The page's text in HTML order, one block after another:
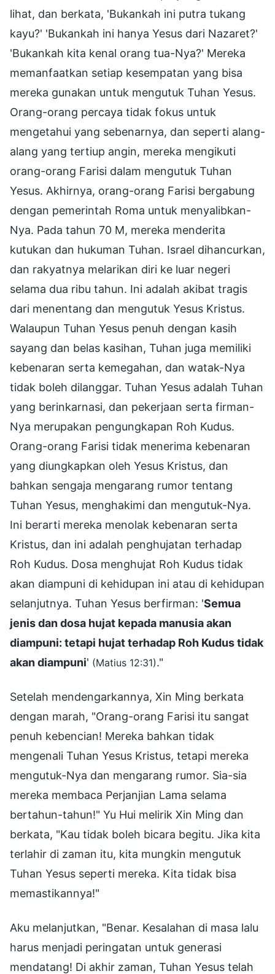
lihat, dan berkata, 'Bukankah ini putra tukang
kayu?' 'Bukankah ini hanya Yesus dari Nazaret?'
'Bukankah kita kenal orang tua-Nya?' Mereka
memanfaatkan setiap kesempatan yang bisa
mereka gunakan untuk mengutuk Tuhan Yesus.
Orang-orang percaya tidak fokus untuk
mengetahui yang sebenarnya, dan seperti alang-
alang yang tertiup angin, mereka mengikuti
orang-orang Farisi dalam mengutuk Tuhan
Yesus. Akhirnya, orang-orang Farisi bergabung
dengan pemerintah Roma untuk menyalibkan-
Nya. Pada tahun 70 M, mereka menderita
kutukan dan hukuman Tuhan. Israel dihancurkan,
dan rakyatnya melarikan diri ke luar negeri
selama dua ribu tahun. Ini adalah akibat tragis
dari menentang dan mengutuk Yesus Kristus.
Walaupun Tuhan Yesus penuh dengan kasih
sayang dan belas kasihan, Tuhan juga memiliki
kebenaran serta kemegahan, dan watak-Nya
tidak boleh dilanggar. Tuhan Yesus adalah Tuhan
yang berinkarnasi, dan pekerjaan serta firman-
Nya merupakan pengungkapan Roh Kudus.
Orang-orang Farisi tidak menerima kebenaran
yang diungkapkan oleh Yesus Kristus, dan
bahkan sengaja mengarang rumor tentang
Tuhan Yesus, menghakimi dan mengutuk-Nya.
Ini berarti mereka menolak kebenaran serta
Kristus, dan ini adalah penghujatan terhadap
Roh Kudus. Dosa menghujat Roh Kudus tidak
akan diampuni di kehidupan ini atau di kehidupan
selanjutnya. Tuhan Yesus berfirman: 'Semua
jenis dan dosa hujat kepada manusia akan
diampuni: tetapi hujat terhadap Roh Kudus tidak
akan diampuni' (Matius 12:31)."
Setelah mendengarkannya, Xin Ming berkata
dengan marah, "Orang-orang Farisi itu sangat
penuh kebencian! Mereka bahkan tidak
mengenali Tuhan Yesus Kristus, tetapi mereka
mengutuk-Nya dan mengarang rumor. Sia-sia
mereka membaca Perjanjian Lama selama
bertahun-tahun!" Yu Hui melirik Xin Ming dan
berkata, "Kau tidak boleh bicara begitu. Jika kita
terlahir di zaman itu, kita mungkin mengutuk
Tuhan Yesus seperti mereka. Kita tidak bisa
memastikannya!"
Aku melanjutkan, "Benar. Kesalahan di masa lalu
harus menjadi peringatan untuk generasi
mendatang! Di akhir zaman, Tuhan Yesus telah